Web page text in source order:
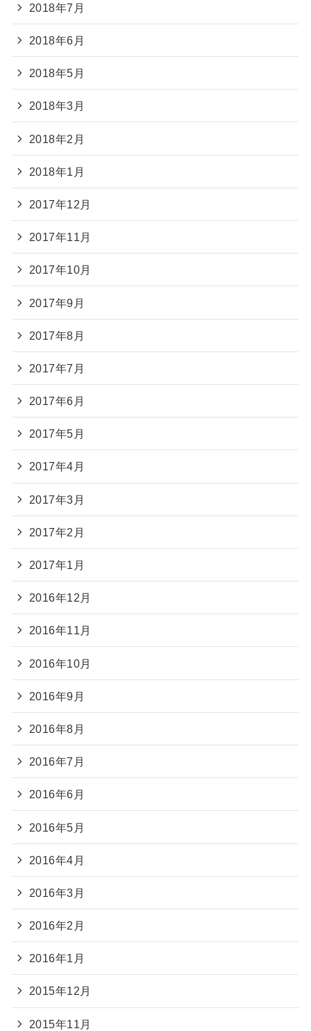
2018年7月
2018年6月
2018年5月
2018年3月
2018年2月
2018年1月
2017年12月
2017年11月
2017年10月
2017年9月
2017年8月
2017年7月
2017年6月
2017年5月
2017年4月
2017年3月
2017年2月
2017年1月
2016年12月
2016年11月
2016年10月
2016年9月
2016年8月
2016年7月
2016年6月
2016年5月
2016年4月
2016年3月
2016年2月
2016年1月
2015年12月
2015年11月